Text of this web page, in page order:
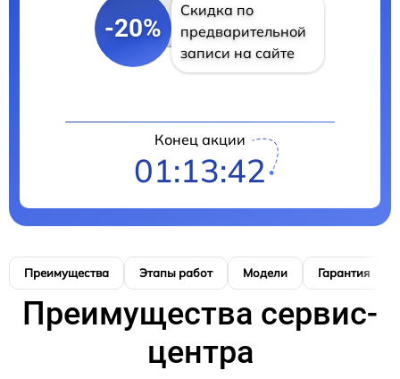
-20%
Скидка по
предварительной
записи на сайте
Конец акции
01:13:42
Преимущества Этапы работ Модели Гарантия
Преимущества сервис-
центра